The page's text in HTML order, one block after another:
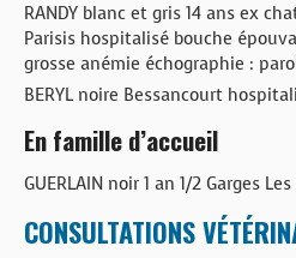
RANDY blanc et gris 14 ans ex
Parisis hospitalisé bouche
grosse anémie échographie :
BERYL noire Bessancourt
En famille d’accueil
GUERLAIN noir 1 an 1/2 Garges
CONSULTATIONS